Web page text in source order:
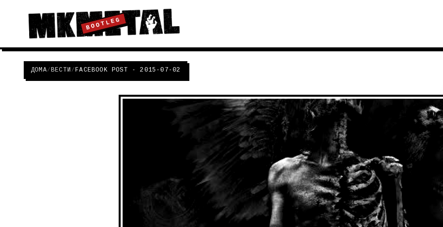
BOOTLEG
ДОМА/ВЕСТИ /FACEBOOK POST - 2015-07-02